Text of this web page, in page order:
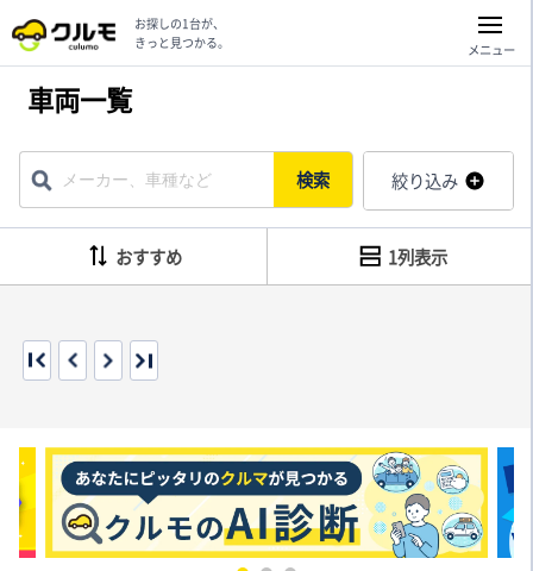
お探しの1台が、
きっと見つかる。
メニュー
車両一覧
検索 絞り込み
おすすめ 1列表示